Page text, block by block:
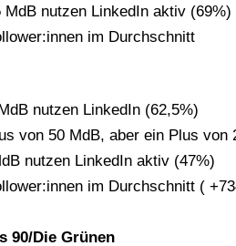
MdB nutzen LinkedIn aktiv (69%)
im Durchschnitt
nutzen LinkedIn (62,5%)
von 50 MdB, aber ein Plus von
nutzen LinkedIn aktiv (47%)
im Durchschnitt (
90/Die Grünen